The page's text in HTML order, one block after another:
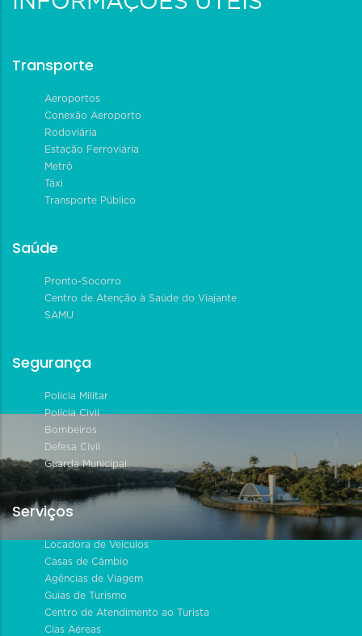
Transporte
Aeroportos
Conexão Aeroporto
Rodoviária
Estação Ferroviária
Metrô
Táxi
Transporte Público
Saúde
Pronto-Socorro
Centro de Atenção à Saúde do Viajante
SAMU
Segurança
Polícia Militar
Polícia Civil
Bombeiros
Defesa Civil
Guarda Municipal
Serviços
Locadora de Veículos
Casas de Câmbio
Agências de Viagem
Guias de Turismo
Centro de Atendimento ao Turista
Cias Aéreas